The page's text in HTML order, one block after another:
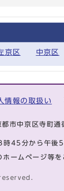
京区 中京区
情報の取扱い
中京区寺町通
8時45分から午
ームページ等を